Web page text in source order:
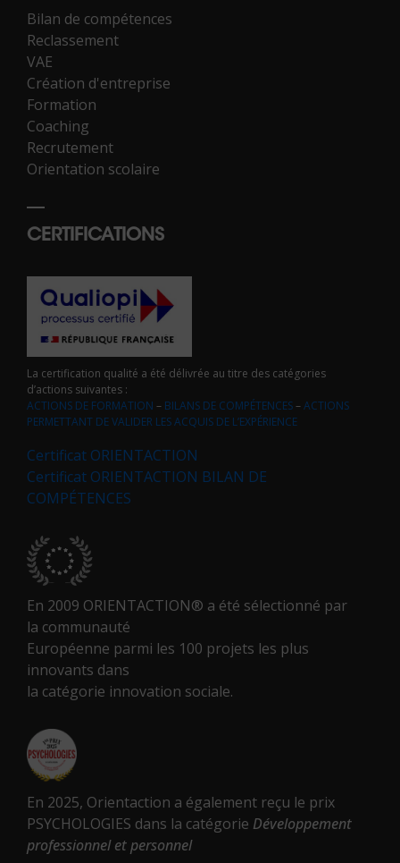
Bilan de compétences
Reclassement
VAE
Création d'entreprise
Formation
Coaching
Recrutement
Orientation scolaire
CERTIFICATIONS
La certification qualité a été délivrée au titre des catégories
d’actions suivantes :
ACTIONS DE FORMATION – BILANS DE COMPÉTENCES–ACTIONS
PERMETTANT DE VALIDER LES ACQUIS DE L’EXPÉRIENCE
Certificat ORIENTACTION
Certificat ORIENTACTION BILAN DE
COMPÉTENCES
En 2009 ORIENTACTION® a été sélectionné par
la communauté
Européenne parmi les 100 projets les plus
innovants dans
la catégorie innovation sociale.
En 2025, Orientaction a également reçu le prix
PSYCHOLOGIES dans la catégorie Développement
professionnel et personnel